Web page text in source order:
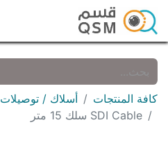
كافة المنتجات
أسلاك / توصيلات Cables
SDI Cable سلك 15 متر